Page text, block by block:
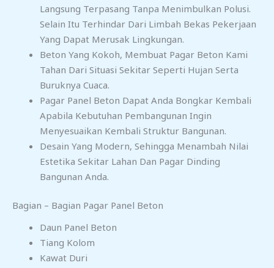
Langsung Terpasang Tanpa Menimbulkan Polusi.
Selain Itu Terhindar Dari Limbah Bekas Pekerjaan
Yang Dapat Merusak Lingkungan.
Beton Yang Kokoh, Membuat Pagar Beton Kami
Tahan Dari Situasi Sekitar Seperti Hujan Serta
Buruknya Cuaca.
Pagar Panel Beton Dapat Anda Bongkar Kembali
Apabila Kebutuhan Pembangunan Ingin
Menyesuaikan Kembali Struktur Bangunan.
Desain Yang Modern, Sehingga Menambah Nilai
Estetika Sekitar Lahan Dan Pagar Dinding
Bangunan Anda.
Bagian – Bagian Pagar Panel Beton
Daun Panel Beton
Tiang Kolom
Kawat Duri